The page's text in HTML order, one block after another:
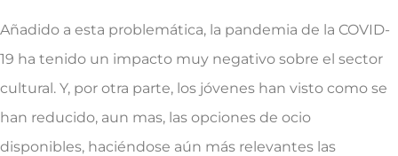
Añadido a esta problemática, la pandemia de la COVID-
19 ha tenido un impacto muy negativo sobre el sector
cultural. Y, por otra parte, los jóvenes han visto como se
han reducido, aun mas, las opciones de ocio
disponibles, haciéndose aún más relevantes las